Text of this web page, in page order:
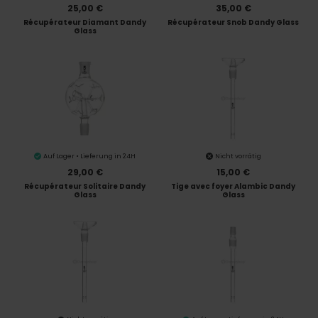
25,00 €
Récupérateur Diamant Dandy
Glass
35,00 €
Récupérateur Snob Dandy Glass
Auf Lager • Lieferung in 24H
29,00 €
Récupérateur Solitaire Dandy
Glass
Nicht vorrätig
15,00 €
Tige avec foyer Alambic Dandy
Glass